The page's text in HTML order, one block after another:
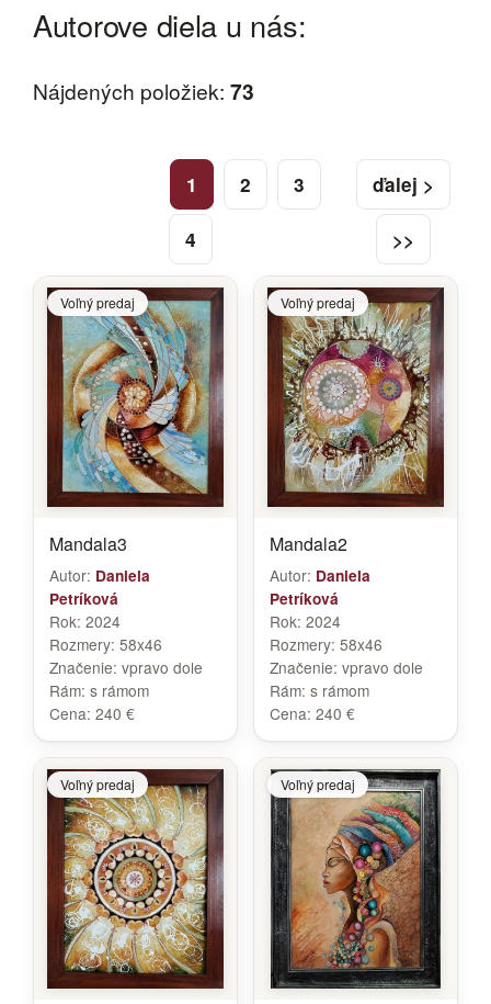
Autorove diela u nás:
Nájdených položiek: 73
ďalej >
>>
1 2 3
4
Voľný predaj
Mandala3
Autor: Daniela
Petríková
Rok: 2024
Rozmery: 58x46
Značenie: vpravo dole
Rám: s rámom
Cena: 240 €
Voľný predaj
Mandala2
Autor: Daniela
Petríková
Rok: 2024
Rozmery: 58x46
Značenie: vpravo dole
Rám: s rámom
Cena: 240 €
Voľný predaj Voľný predaj